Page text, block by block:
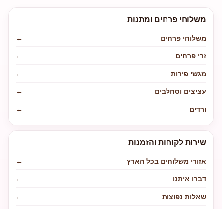
משלוחי פרחים ומתנות
משלוחי פרחים
←
זרי פרחים
←
מגשי פירות
←
עציצים וסחלבים
←
ורדים
←
שירות לקוחות והזמנות
אזורי משלוחים בכל הארץ
←
דברו איתנו
←
שאלות נפוצות
←